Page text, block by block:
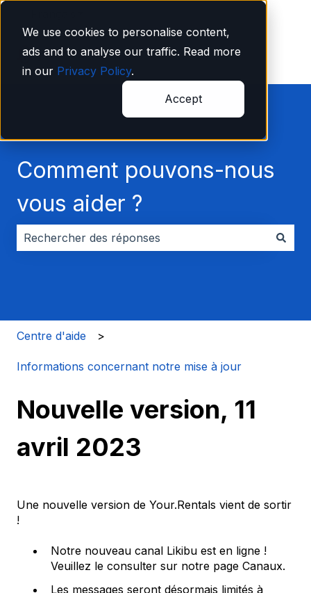
We use cookies to personalise content,
ads and to analyse our traffic. Read more
in our Privacy Policy.
Accept
Comment pouvons-nous
vous aider ?
Centre d'aide
Informations concernant notre mise à jour
Nouvelle version, 11
avril 2023
Une nouvelle version de Your.Rentals vient de sortir
!
Notre nouveau canal Likibu est en ligne !
Veuillez le consulter sur notre page Canaux.
Les messages seront désormais limités à